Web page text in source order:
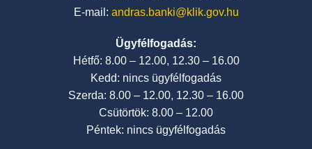
E-mail: andras.banki@klik.gov.hu
Ügyfélfogadás:
Hétfő: 8.00 – 12.00, 12.30 – 16.00
Kedd: nincs ügyfélfogadás
Szerda: 8.00 – 12.00, 12.30 – 16.00
Csütörtök: 8.00 – 12.00
Péntek: nincs ügyfélfogadás